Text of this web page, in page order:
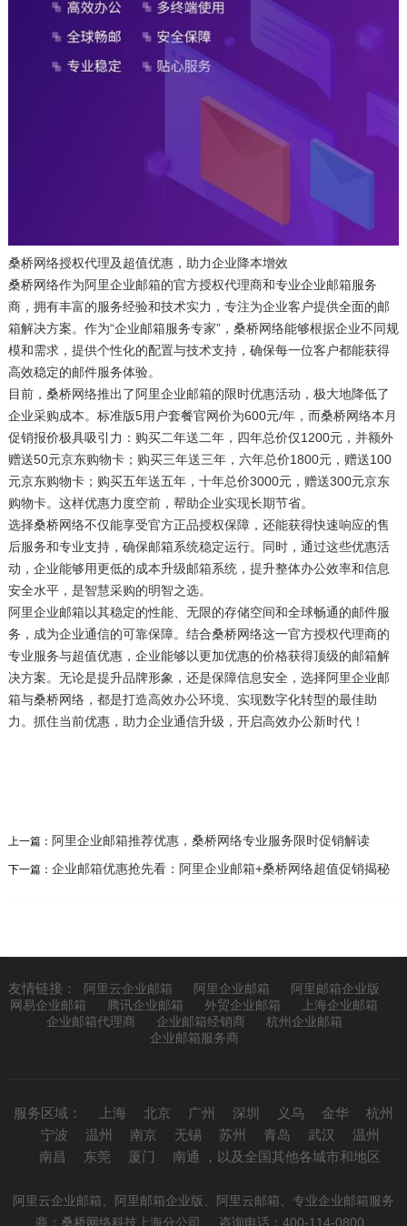
桑桥网络授权代理及超值优惠，助力企业降本增效
桑桥网络作为阿里企业邮箱的官方授权代理商和专业企业邮箱服务
商，拥有丰富的服务经验和技术实力，专注为企业客户提供全面的邮
箱解决方案。作为“企业邮箱服务专家”，桑桥网络能够根据企业不同规
模和需求，提供个性化的配置与技术支持，确保每一位客户都能获得
高效稳定的邮件服务体验。
目前，桑桥网络推出了阿里企业邮箱的限时优惠活动，极大地降低了
企业采购成本。标准版5用户套餐官网价为600元/年，而桑桥网络本月
促销报价极具吸引力：购买二年送二年，四年总价仅1200元，并额外
赠送50元京东购物卡；购买三年送三年，六年总价1800元，赠送100
元京东购物卡；购买五年送五年，十年总价3000元，赠送300元京东
购物卡。这样优惠力度空前，帮助企业实现长期节省。
选择桑桥网络不仅能享受官方正品授权保障，还能获得快速响应的售
后服务和专业支持，确保邮箱系统稳定运行。同时，通过这些优惠活
动，企业能够用更低的成本升级邮箱系统，提升整体办公效率和信息
安全水平，是智慧采购的明智之选。
阿里企业邮箱以其稳定的性能、无限的存储空间和全球畅通的邮件服
务，成为企业通信的可靠保障。结合桑桥网络这一官方授权代理商的
专业服务与超值优惠，企业能够以更加优惠的价格获得顶级的邮箱解
决方案。无论是提升品牌形象，还是保障信息安全，选择阿里企业邮
箱与桑桥网络，都是打造高效办公环境、实现数字化转型的最佳助
力。抓住当前优惠，助力企业通信升级，开启高效办公新时代！
上一篇： 阿里企业邮箱推荐优惠，桑桥网络专业服务限时促销解读
下一篇： 企业邮箱优惠抢先看：阿里企业邮箱+桑桥网络超值促销揭秘
友情链接： 阿里云企业邮箱 阿里企业邮箱
阿里邮箱企业版
网易企业邮箱
腾讯企业邮箱 外贸企业邮箱
上海企业邮箱
企业邮箱代理商
企业邮箱经销商
杭州企业邮箱
企业邮箱服务商
服务区域： 上海 北京 广州 深圳 义乌 金华
杭州
宁波
温州 南京 无锡 苏州 青岛 武汉
温州
南昌
东莞 厦门 南通 ，以及全国其他各城市和地区
阿里云企业邮箱、阿里邮箱企业版、阿里云邮箱、专业企业邮箱服务
商： 桑桥网络科技上海分公司 咨询电话：400-114-0800